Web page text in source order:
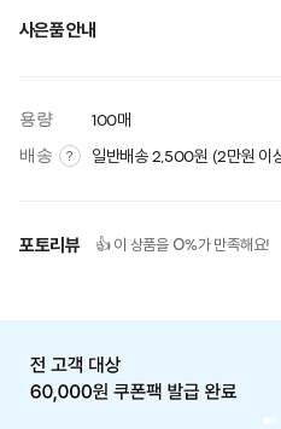
사은품 안내
용량 100매
배송 ? 일반배송 2,500원 (2만원 이
포토리뷰 👍 이 상품을 0%가 만족해요!